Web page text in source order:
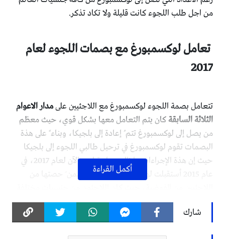
من اجل طلب اللجوء كانت قليلة ولا تكاد تذكر.
تعامل لوكسمبورغ مع بصمات اللجوء لعام
2017
تتعامل بصمة اللجوء لوكسمبورغ مع اللاجئيين علىمدار الاعوام
الثلاثة السابقةكان يتم التعامل معها بشكل قوي، حيث معظم
من يصل إلى لوكسمبورغ تتم ُ إعادة إلى بلجيكا، وبناء ً على هذة
البصمات تقوم لوكسمبورغ في ترحيل طالبي اللجوء إلى بلجيكا
حيث إن هذة الإجراءات ما زالت سارية لحد الآن لعام 2017، في
عام 2015 أستقبلت لوكسمبورغ 515 لاجئاً ضمن َ حصتها من
معظمهم من أريتريا ومن نيجيريا.
أكمل القراءة
شارك